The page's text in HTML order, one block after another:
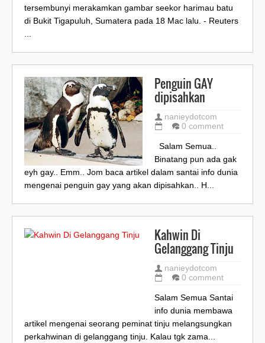
tersembunyi merakamkan gambar seekor harimau batu
di Bukit Tigapuluh, Sumatera pada 18 Mac lalu. - Reuters
Penguin GAY
dipisahkan
nanieydotcom
0 comment
Salam Semua..
Binatang pun ada gak
eyh gay.. Emm.. Jom baca artikel dalam santai info dunia
mengenai penguin gay yang akan dipisahkan.. H...
Kahwin Di
Gelanggang Tinju
nanieydotcom
0 comment
Salam Semua Santai
info dunia membawa
artikel mengenai seorang peminat tinju melangsungkan
perkahwinan di gelanggang tinju. Kalau tgk zama...